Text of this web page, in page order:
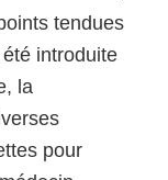
tendues
introduite
la
pour